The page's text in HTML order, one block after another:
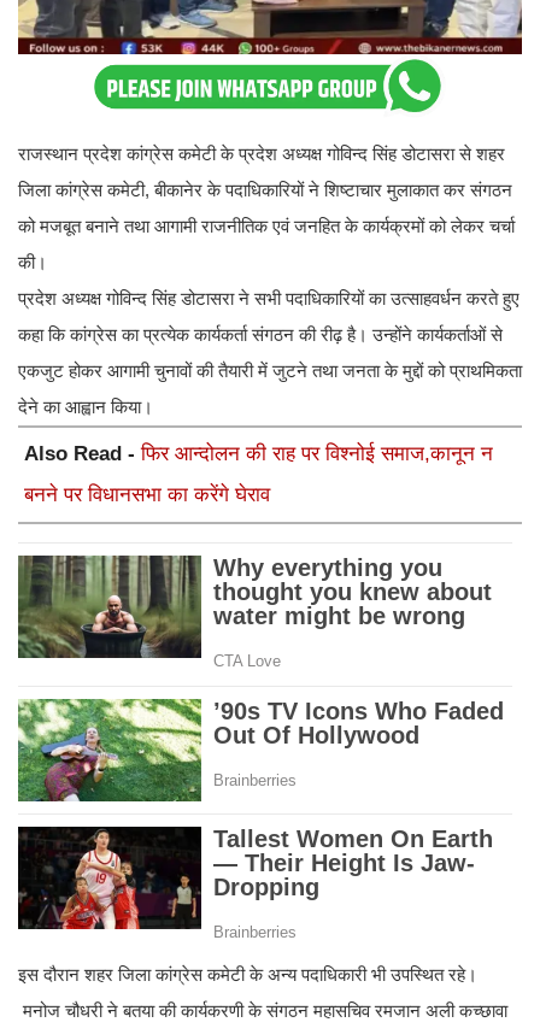
राजस्थान प्रदेश कांग्रेस कमेटी के प्रदेश अध्यक्ष गोविन्द सिंह डोटासरा से शहर
जिला कांग्रेस कमेटी, बीकानेर के पदाधिकारियों ने शिष्टाचार मुलाकात कर संगठन
को मजबूत बनाने तथा आगामी राजनीतिक एवं जनहित के कार्यक्रमों को लेकर चर्चा
की।
प्रदेश अध्यक्ष गोविन्द सिंह डोटासरा ने सभी पदाधिकारियों का उत्साहवर्धन करते हुए
कहा कि कांग्रेस का प्रत्येक कार्यकर्ता संगठन की रीढ़ है। उन्होंने कार्यकर्ताओं से
एकजुट होकर आगामी चुनावों की तैयारी में जुटने तथा जनता के मुद्दों को प्राथमिकता
देने का आह्वान किया।
Also Read -फिर आन्दोलन की राह पर विश्नोई समाज,कानून न
बनने पर विधानसभा का करेंगे घेराव
इस दौरान शहर जिला कांग्रेस कमेटी के अन्य पदाधिकारी भी उपस्थित रहे।
मनोज चौधरी ने बतया की कार्यकरणी के संगठन महासचिव रमजान अली कच्छावा